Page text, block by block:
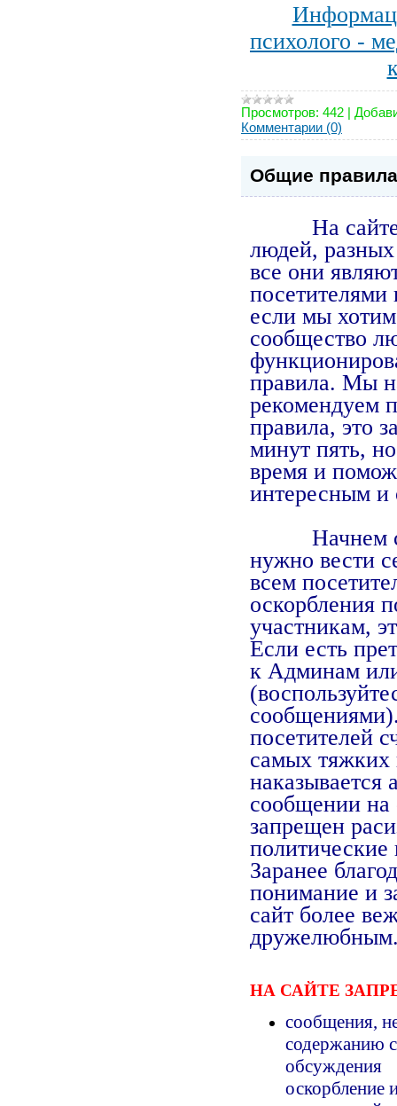
психолого -
Просмотров: 442 |
Комментарии (0)
Общие
На сайте
людей, разных
все они
посетителями
если мы
сообщество
правила. Мы
рекомендуем
правила, это
минут пять,
время и
интересным и
Начнем с
нужно вести
всем
оскорбления
участникам,
Если есть
к Админам
посетителей
самых тяжких
наказывается
сообщении на
запрещен
политические
Заранее
понимание и
сайт более
НА САЙТЕ
сообщения,
содержанию
обсуждения
оскорбление